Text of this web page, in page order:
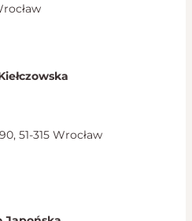
51-315 Wrocław